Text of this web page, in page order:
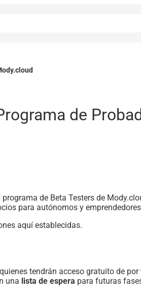
de
de Beta Testers de
para autónomos y
aquí establecidas.
tendrán acceso gratuito de
una lista de espera para futuras